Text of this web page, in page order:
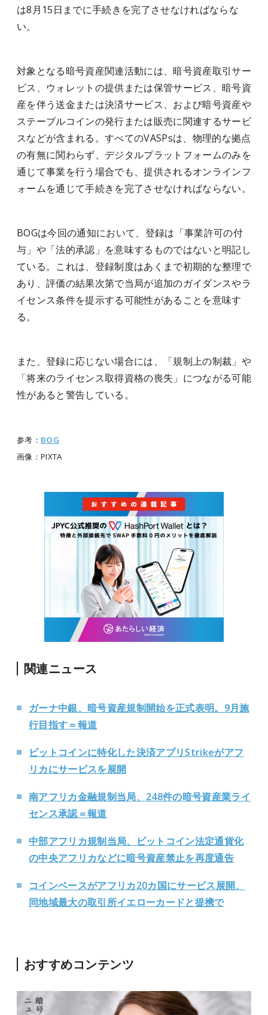
は8月15日までに手続きを完了させなければならな
い。
対象となる暗号資産関連活動には、暗号資産取引サー
ビス、ウォレットの提供または保管サービス、暗号資
産を伴う送金または決済サービス、および暗号資産や
ステーブルコインの発行または販売に関連するサービ
スなどが含まれる。すべてのVASPsは、物理的な拠点
の有無に関わらず、デジタルプラットフォームのみを
通じて事業を行う場合でも、提供されるオンラインフ
ォームを通じて手続きを完了させなければならない。
BOGは今回の通知において、登録は「事業許可の付
与」や「法的承認」を意味するものではないと明記し
ている。これは、登録制度はあくまで初期的な整理で
あり、評価の結果次第で当局が追加のガイダンスやラ
イセンス条件を提示する可能性があることを意味す
る。
また、登録に応じない場合には、「規制上の制裁」や
「将来のライセンス取得資格の喪失」につながる可能
性があると警告している。
参考： BOG
画像：PIXTA
関連ニュース
ガーナ中銀、暗号資産規制開始を正式表明。9月施
行目指す＝報道
ビットコインに特化した決済アプリStrikeがアフ
リカにサービスを展開
南アフリカ金融規制当局、248件の暗号資産業ライ
センス承認＝報道
中部アフリカ規制当局、ビットコイン法定通貨化
の中央アフリカなどに暗号資産禁止を再度通告
コインベースがアフリカ20カ国にサービス展開、
同地域最大の取引所イエローカードと提携で
おすすめコンテンツ